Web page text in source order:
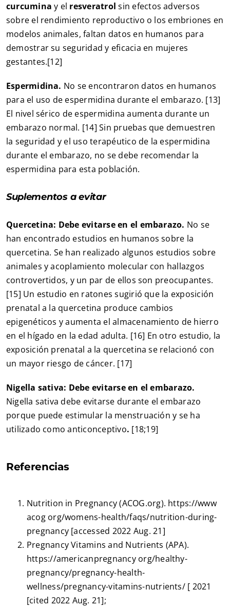
curcumina y el resveratrolsin efectos adversos
sobre el rendimiento reproductivo o los embriones en
modelos animales, faltan datos en humanos para
demostrar su seguridad y eficacia en mujeres
gestantes.[12]
Espermidina. No se encontraron datos en humanos
para el uso de espermidina durante el embarazo. [13]
El nivel sérico de espermidina aumenta durante un
embarazo normal. [14] Sin pruebas que demuestren
la seguridad y el uso terapéutico de la espermidina
durante el embarazo, no se debe recomendar la
espermidina para esta población.
Suplementos a evitar
Quercetina: Debe evitarse en el embarazo. No se
han encontrado estudios en humanos sobre la
quercetina. Se han realizado algunos estudios sobre
animales y acoplamiento molecular con hallazgos
controvertidos, y un par de ellos son preocupantes.
[15] Un estudio en ratones sugirió que la exposición
prenatal a la quercetina produce cambios
epigenéticos y aumenta el almacenamiento de hierro
en el hígado en la edad adulta. [16] En otro estudio, la
exposición prenatal a la quercetina se relacionó con
un mayor riesgo de cáncer. [17]
Nigella sativa: Debe evitarse en el embarazo.
Nigella sativa debe evitarse durante el embarazo
porque puede estimular la menstruación y se ha
utilizado como anticonceptivo. [18;19]
Referencias
Nutrition in Pregnancy (ACOG.org). https://www
acog org/womens-health/faqs/nutrition-during-
pregnancy [accessed 2022 Aug. 21]
Pregnancy Vitamins and Nutrients (APA).
https://americanpregnancy org/healthy-
pregnancy/pregnancy-health-
wellness/pregnancy-vitamins-nutrients/ [ 2021
[cited 2022 Aug. 21];